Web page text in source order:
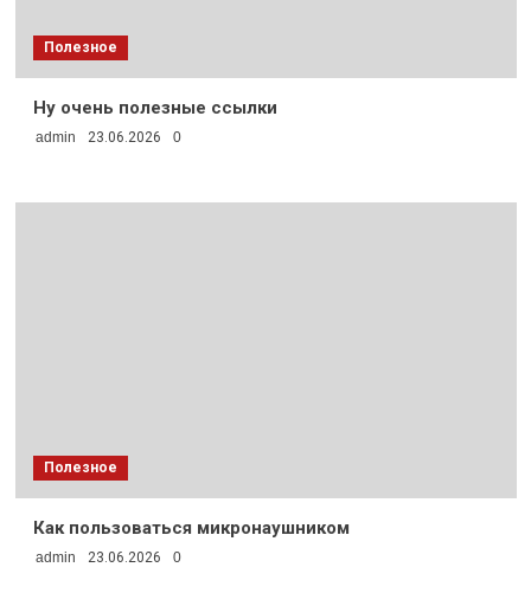
Полезное
Ну очень полезные ссылки
admin 23.06.2026 0
Полезное
Как пользоваться микронаушником
admin 23.06.2026 0